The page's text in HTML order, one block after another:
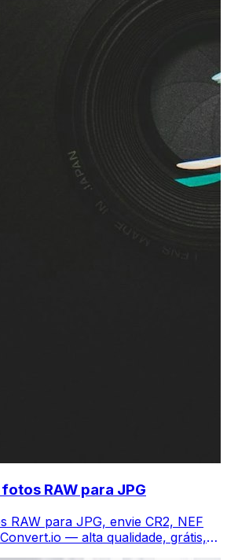
RAW para JPG
RAW para JPG, envie CR2, NEF
— alta qualidade, grátis,